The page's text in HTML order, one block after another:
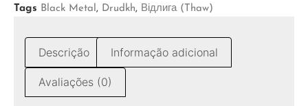
Tags Black Metal, Drudkh, Відлига (Thaw)
Descrição Informação adicional
Avaliações (0)